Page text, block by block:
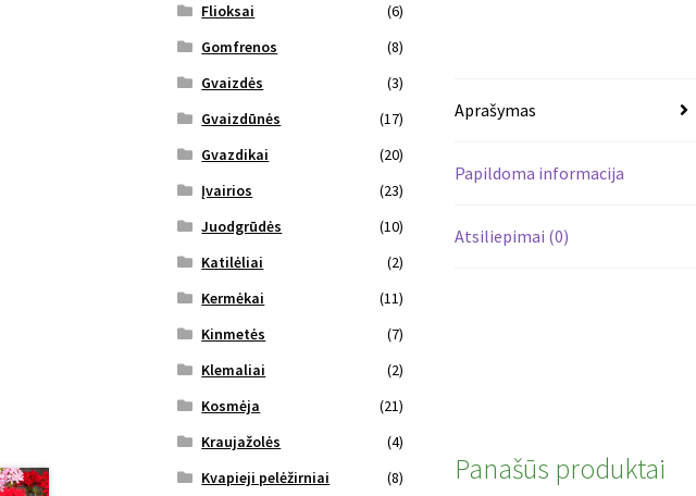
Aprašymas
Papildoma informacija
Atsiliepimai (0)
Panašūs produktai
Flioksai
(6)
Gomfrenos
(8)
Gvaizdės
(3)
Gvaizdūnės
(17)
Gvazdikai
(20)
Įvairios
(23)
Juodgrūdės
(10)
Katilėliai
(2)
Kermėkai
(11)
Kinmetės
(7)
Klemaliai
(2)
Kosmėja
(21)
Kraujažolės
(4)
Kvapieji pelėžirniai
(8)